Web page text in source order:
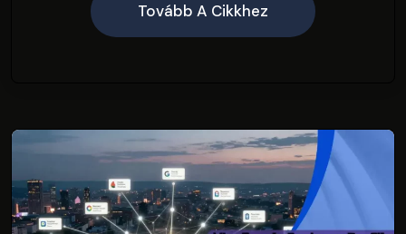
Tovább A Cikkhez